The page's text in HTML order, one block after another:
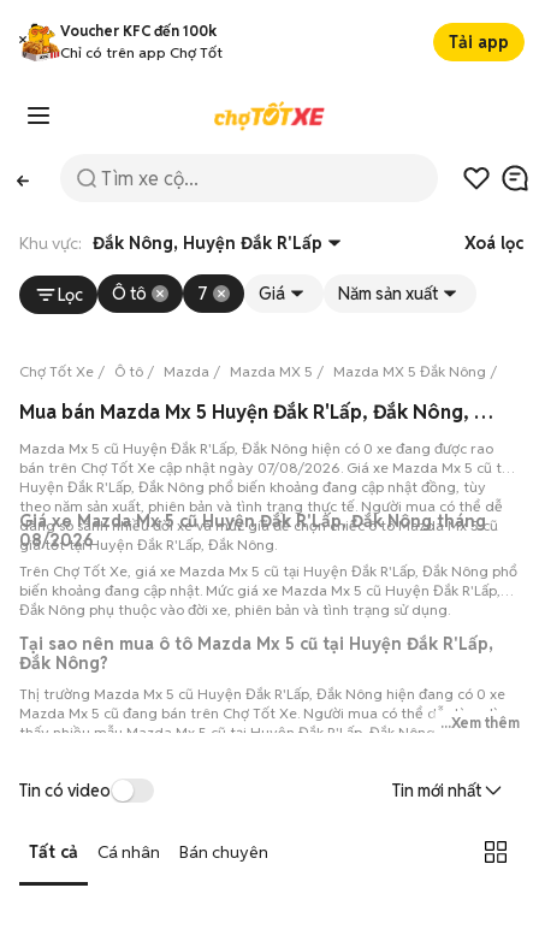
Voucher KFC đến 100k
Chỉ có trên app Chợ Tốt
Tải app
Khu vực: Đắk Nông, Huyện Đắk R'Lấp Xoá lọc
Lọc Ô tô 7 Giá Năm sản xuất
Chợ Tốt Xe Ô tô Mazda Mazda MX 5 Mazda MX 5 Đắk Nông
Mua bán Mazda Mx 5 Huyện Đắk R'Lấp, Đắk Nông, 0 xe 07/08/2026
Mazda Mx 5 cũ Huyện Đắk R'Lấp, Đắk Nông hiện có 0 xe đang được rao
bán trên Chợ Tốt Xe cập nhật ngày 07/08/2026. Giá xe Mazda Mx 5 cũ tại
Huyện Đắk R'Lấp, Đắk Nông phổ biến khoảng đang cập nhật đồng, tùy
theo năm sản xuất, phiên bản và tình trạng thực tế. Người mua có thể dễ
dàng so sánh nhiều đời xe và mức giá để chọn chiếc ô tô Mazda Mx 5 cũ
giá tốt tại Huyện Đắk R'Lấp, Đắk Nông.
Giá xe Mazda Mx 5 cũ Huyện Đắk R'Lấp, Đắk Nông tháng
08/2026
Trên Chợ Tốt Xe, giá xe Mazda Mx 5 cũ tại Huyện Đắk R'Lấp, Đắk Nông phổ
biến khoảng đang cập nhật. Mức giá xe Mazda Mx 5 cũ Huyện Đắk R'Lấp,
Đắk Nông phụ thuộc vào đời xe, phiên bản và tình trạng sử dụng.
Tại sao nên mua ô tô Mazda Mx 5 cũ tại Huyện Đắk R'Lấp,
Đắk Nông?
Thị trường Mazda Mx 5 cũ Huyện Đắk R'Lấp, Đắk Nông hiện đang có 0 xe
Mazda Mx 5 cũ đang bán trên Chợ Tốt Xe. Người mua có thể dễ dàng tìm
thấy nhiều mẫu Mazda Mx 5 cũ tại Huyện Đắk R'Lấp, Đắk Nông với đa dạng
...Xem thêm
Tin có video Tin mới nhất
Tất cả Cá nhân Bán chuyên